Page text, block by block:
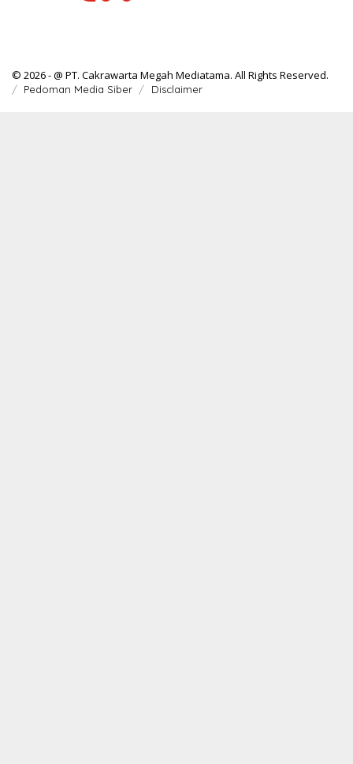
© 2026 - @ PT. Cakrawarta Megah Mediatama. All Rights Reserved.
Pedoman Media Siber Disclaimer